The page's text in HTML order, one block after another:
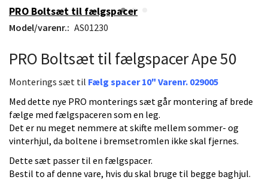
PRO Boltsæt til fælgspacer
Model/varenr.: AS01230
PRO Boltsæt til fælgspacerApe 50
Monterings sæt til Fælg spacer 10" Varenr. 029005
Med dette nye PRO monterings sæt går montering af brede
fælge med fælgspaceren som en leg.
Det er nu meget nemmere at skifte mellem sommer- og
vinterhjul, da boltene i bremsetromlen ikke skal fjernes.
Dette sæt passer til en fælgspacer.
Bestil to af denne vare, hvis du skal bruge til begge baghjul.